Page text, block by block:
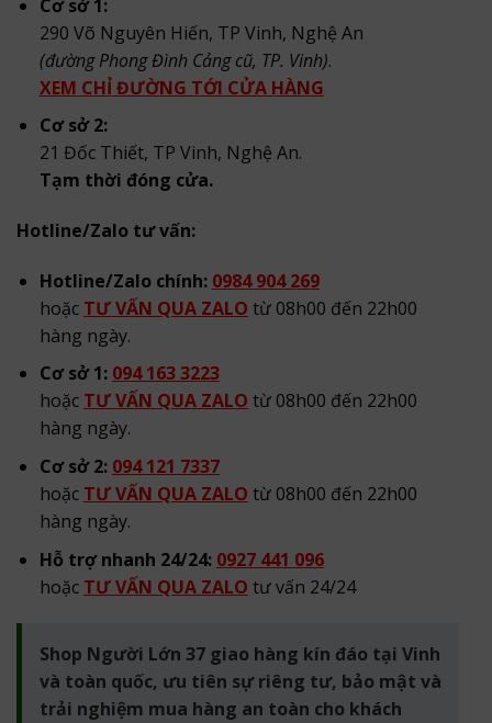
Cơ sở 1:
290 Võ Nguyên Hiến, TP Vinh, Nghệ An
(đường Phong Đình Cảng cũ, TP. Vinh).
XEM CHỈ ĐƯỜNG TỚI CỬA HÀNG
Cơ sở 2:
21 Đốc Thiết, TP Vinh, Nghệ An.
Tạm thời đóng cửa.
Hotline/Zalo tư vấn:
Hotline/Zalo chính: 0984 904 269
hoặc TƯ VẤN QUA ZALO từ 08h00 đến 22h00
hàng ngày.
Cơ sở 1: 094 163 3223
hoặc TƯ VẤN QUA ZALO từ 08h00 đến 22h00
hàng ngày.
Cơ sở 2: 094 121 7337
hoặc TƯ VẤN QUA ZALO từ 08h00 đến 22h00
hàng ngày.
Hỗ trợ nhanh 24/24: 0927 441 096
hoặc TƯ VẤN QUA ZALO tư vấn 24/24
Shop Người Lớn 37 giao hàng kín đáo tại Vinh
và toàn quốc, ưu tiên sự riêng tư, bảo mật và
trải nghiệm mua hàng an toàn cho khách